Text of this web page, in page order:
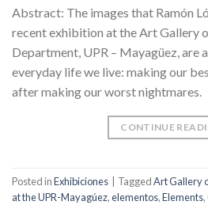
Abstract: The images that Ramón
recent exhibition at the Art Gallery
Department, UPR – Mayagüez, are
everyday life we live: making our
after making our worst nightmares.
CONTINUE
Posted inExhibiciones TaggedArt Gallery
at the UPR-Mayagúez,elementos,Elements,